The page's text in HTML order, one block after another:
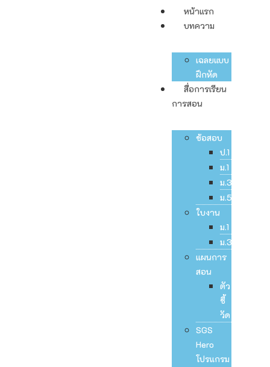
หน้าแรก
บทความ
เฉลยแบบ
ฝึกหัด
สื่อการเรียน
การสอน
ข้อสอบ
ป.1
ม.1
ม.3
ม.5
ใบงาน
ม.1
ม.3
แผนการ
สอน
ตัว
ชี้
วัด
SGS
Hero
โปรแกรม